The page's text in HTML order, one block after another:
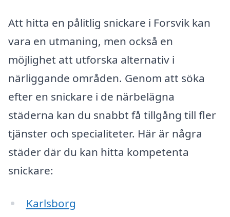
Att hitta en pålitlig snickare i Forsvik kan
vara en utmaning, men också en
möjlighet att utforska alternativ i
närliggande områden. Genom att söka
efter en snickare i de närbelägna
städerna kan du snabbt få tillgång till fler
tjänster och specialiteter. Här är några
städer där du kan hitta kompetenta
snickare:
Karlsborg